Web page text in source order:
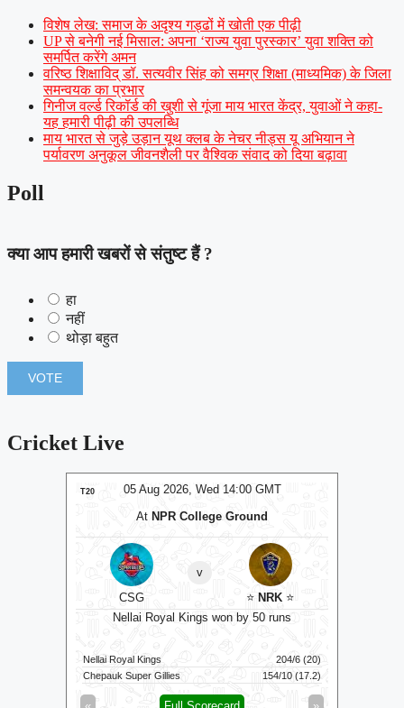
विशेष लेख: समाज के अदृश्य गड्ढों में खोती एक पीढ़ी
UP से बनेगी नई मिसाल: अपना ‘राज्य युवा पुरस्कार’ युवा शक्ति को
समर्पित करेंगे अमन
वरिष्ठ शिक्षाविद् डॉ. सत्यवीर सिंह को समग्र शिक्षा (माध्यमिक) के जिला
समन्वयक का प्रभार
गिनीज वर्ल्ड रिकॉर्ड की खुशी से गूंजा माय भारत केंद्र, युवाओं ने कहा-
यह हमारी पीढ़ी की उपलब्धि
माय भारत से जुड़े उड़ान यूथ क्लब के नेचर नीड्स यू अभियान ने
पर्यावरण अनुकूल जीवनशैली पर वैश्विक संवाद को दिया बढ़ावा
Poll
क्या आप हमारी खबरों से संतुष्ट हैं ?
हा
नहीं
थोड़ा बहुत
Cricket Live
05 Aug 2026, Wed 14:00 GMT
T20
At NPR College Ground
CSG
v
⭐ NRK ⭐
Nellai Royal Kings won by 50 runs
Nellai Royal Kings
204/6 (20)
Chepauk Super Gillies
154/10 (17.2)